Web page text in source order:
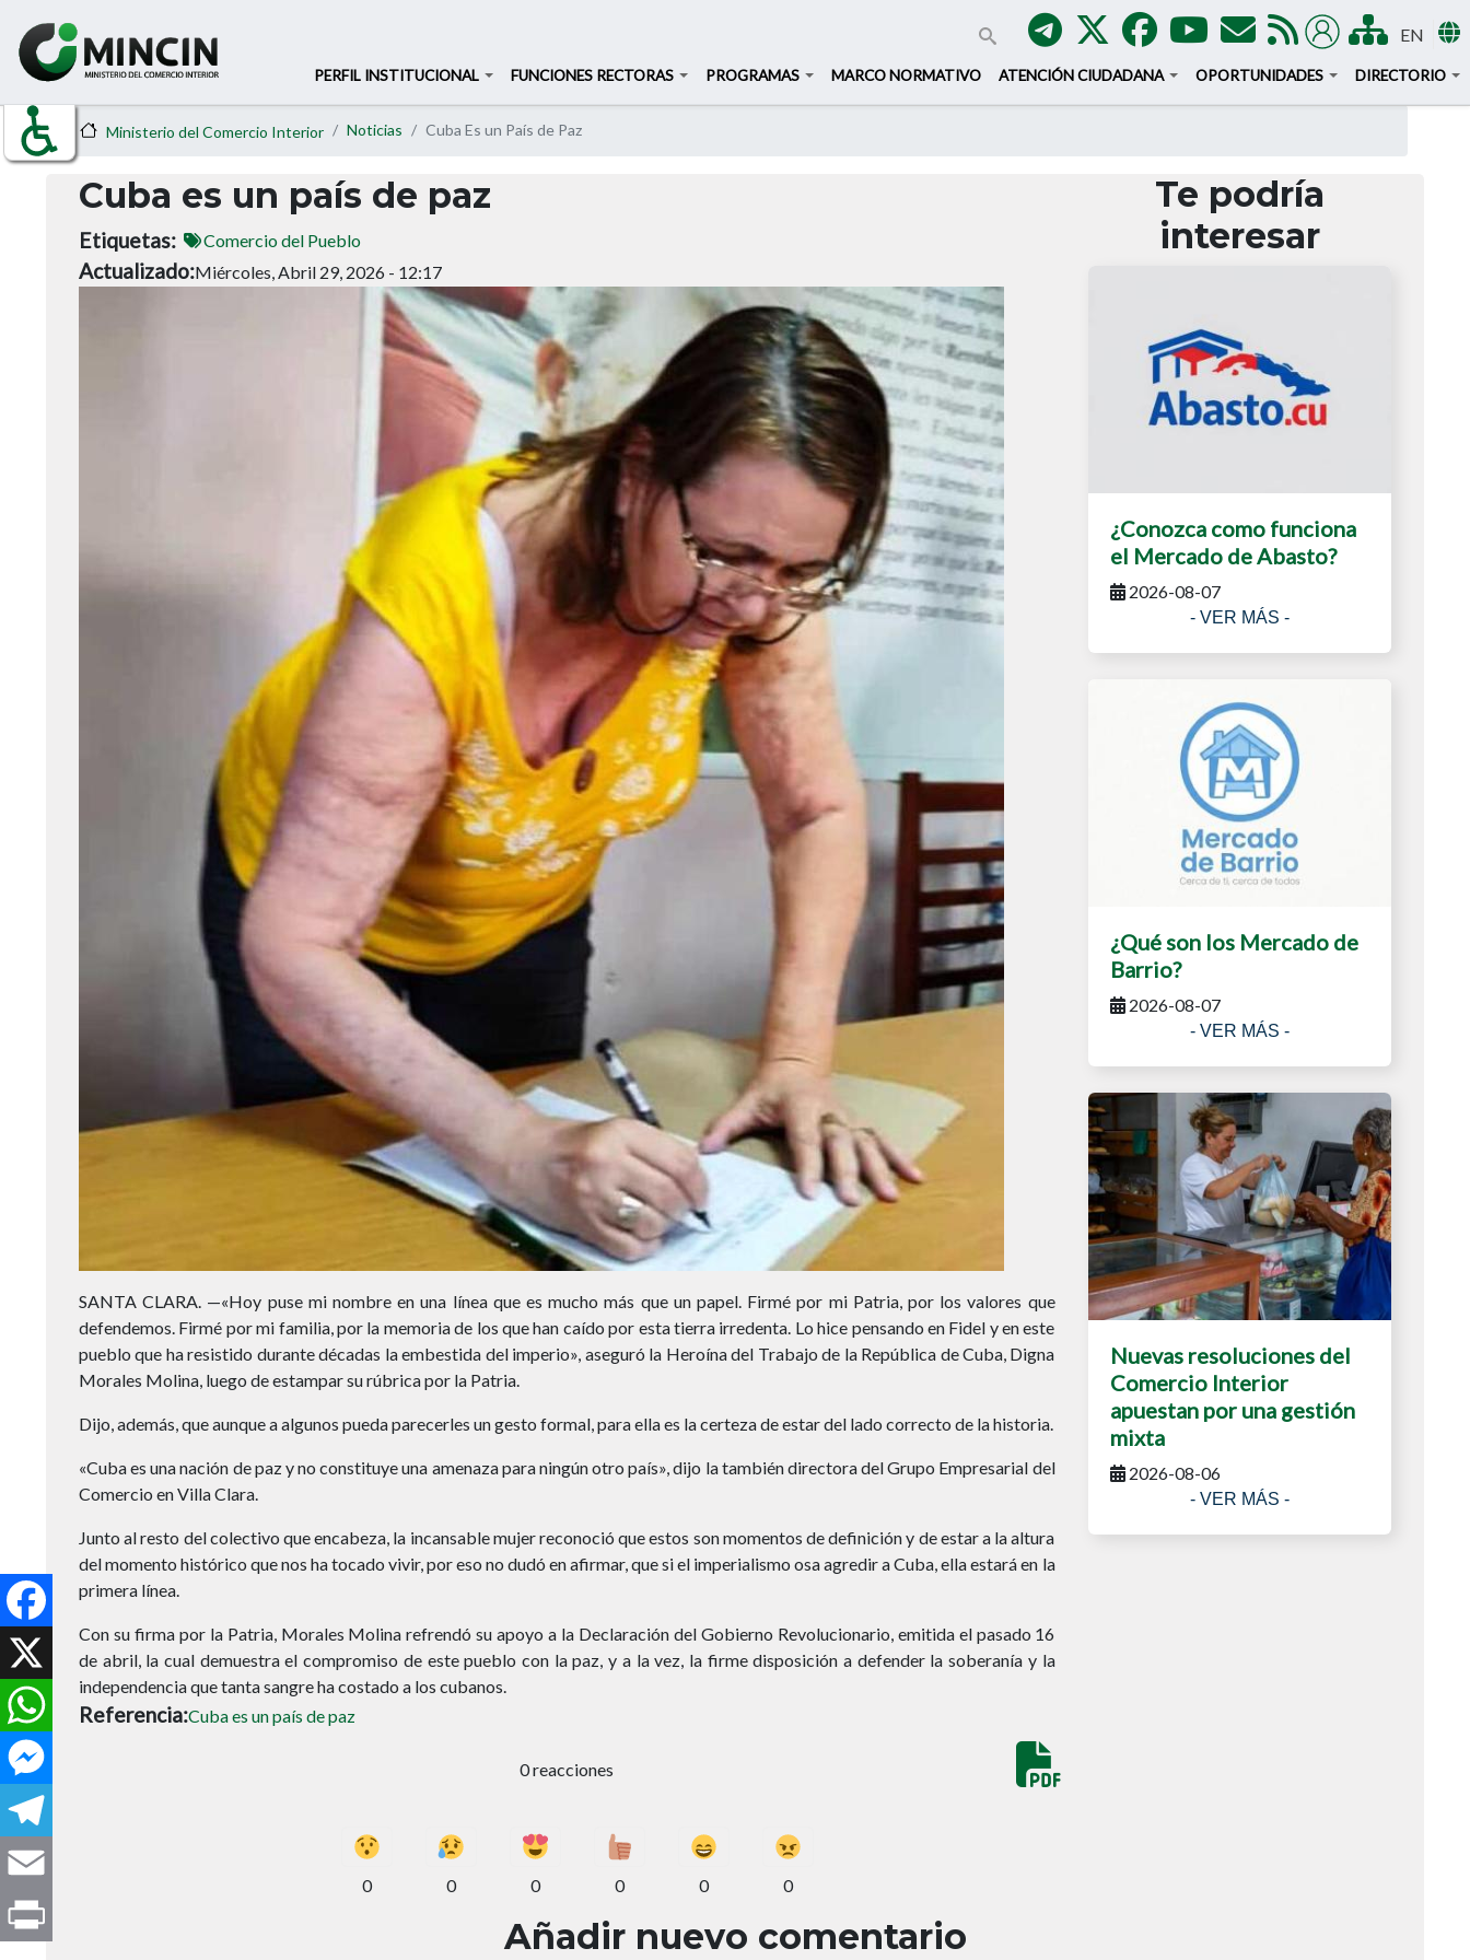
EN
PERFIL INSTITUCIONAL FUNCIONES RECTORAS PROGRAMAS MARCO NORMATIVO ATENCIÓN CIUDADANA OPORTUNIDADES DIRECTORIO
Ministerio del Comercio Interior Noticias Cuba Es un País de Paz
Cuba es un país de paz
Etiquetas Comercio del Pueblo
Actualizado Miércoles, Abril 29, 2026 - 12:17
SANTA CLARA. —«Hoy puse mi nombre en una línea que es mucho más que un papel. Firmé por mi Patria, por los valores que
defendemos. Firmé por mi familia, por la memoria de los que han caído por esta tierra irredenta. Lo hice pensando en Fidel y en este
pueblo que ha resistido durante décadas la embestida del imperio», aseguró la Heroína del Trabajo de la República de Cuba, Digna
Morales Molina, luego de estampar su rúbrica por la Patria.
Dijo, además, que aunque a algunos pueda parecerles un gesto formal, para ella es la certeza de estar del lado correcto de la historia.
«Cuba es una nación de paz y no constituye una amenaza para ningún otro país», dijo la también directora del Grupo Empresarial del
Comercio en Villa Clara.
Junto al resto del colectivo que encabeza, la incansable mujer reconoció que estos son momentos de definición y de estar a la altura
del momento histórico que nos ha tocado vivir, por eso no dudó en afirmar, que si el imperialismo osa agredir a Cuba, ella estará en la
primera línea.
Con su firma por la Patria, Morales Molina refrendó su apoyo a la Declaración del Gobierno Revolucionario, emitida el pasado 16
de abril, la cual demuestra el compromiso de este pueblo con la paz, y a la vez, la firme disposición a defender la soberanía y la
independencia que tanta sangre ha costado a los cubanos.
Referencia Cuba es un país de paz
0 reacciones
0 0 0 0 0 0
Facebook
WhatsApp
Te podría
interesar
¿Conozca como funciona
el Mercado de Abasto?
2026-08-07
- VER MÁS -
¿Qué son los Mercado de
Barrio?
2026-08-07
- VER MÁS -
Nuevas resoluciones del
Comercio Interior
apuestan por una gestión
mixta
2026-08-06
- VER MÁS -
Añadir nuevo comentario